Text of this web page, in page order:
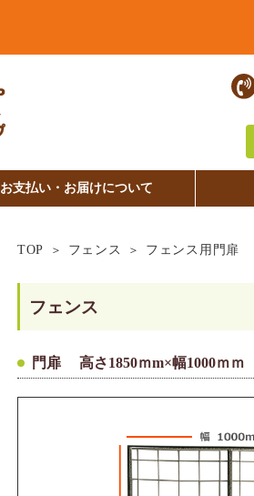
お支払い・お届けについて
TOP フェンス フェンス用門扉
フェンス
門扉 高さ1850ｍm×幅1000ｍｍ